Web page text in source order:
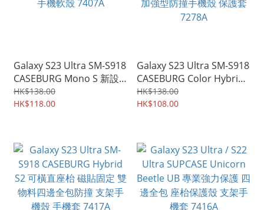
Galaxy S23 Ultra SM-S918
CASEBURG Mono S 新設
計橫直座枱支架 純色斜紋
膚感柔軟 防撞保護套 手機
HK$138.00
HK$118.00
Galaxy S23 Ultra SM-S918
CASEBURG Color Hybrid
2 漸變透明背殼 前後四邊全
包 軟邊透明硬底 加強型防
HK$138.00
HK$108.00